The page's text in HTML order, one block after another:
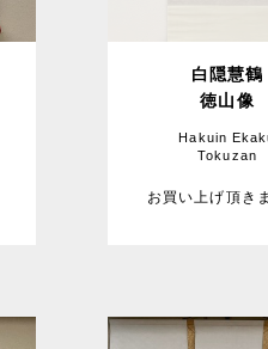
白隠慧鶴
徳山像
Hakuin
Tokuzan
お買い上げ頂き